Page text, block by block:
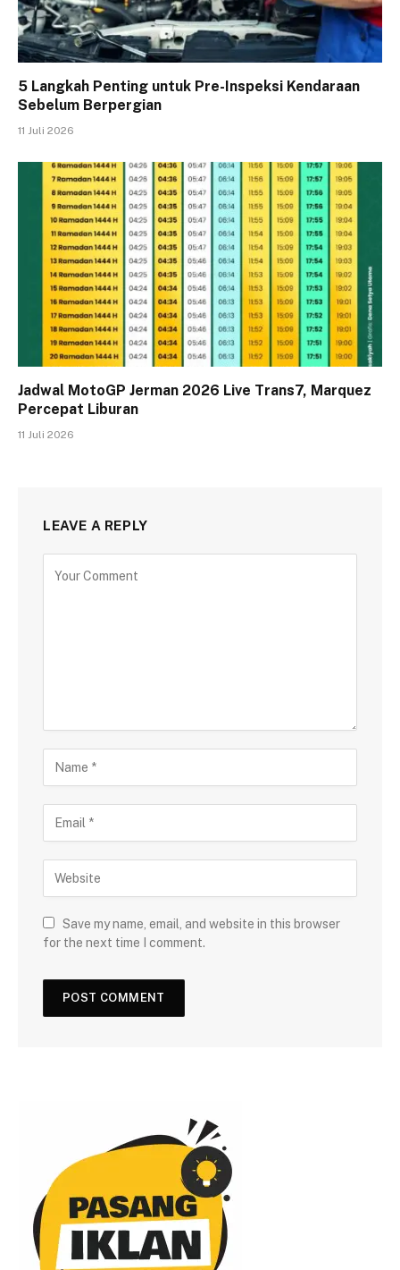
5 Langkah Penting untuk Pre-Inspeksi Kendaraan
Sebelum Berpergian
11 Juli 2026
Jadwal MotoGP Jerman 2026 Live Trans7, Marquez
Percepat Liburan
11 Juli 2026
LEAVE A REPLY
Save my name, email, and website in this browser
for the next time I comment.